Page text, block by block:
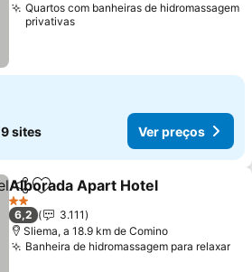
Quartos com banheiras de hidromassagem
privativas
9 sites Ver preços
PartilharAdicionar aos favoritos
Alborada Apart Hotel
2 Estrelas
6,2
3.111
Sliema, a 18.9 km de Comino
Banheira de hidromassagem para relaxar